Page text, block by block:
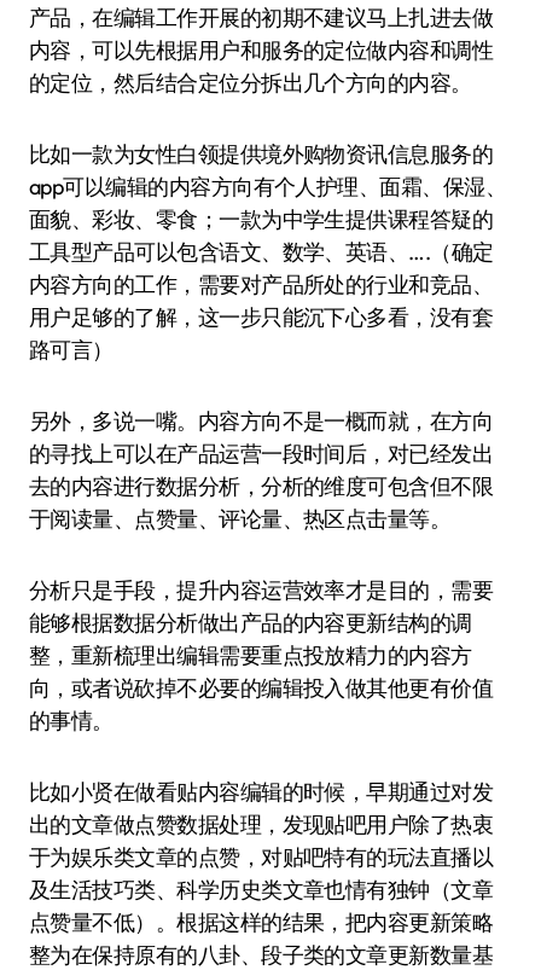
产品，在编辑工作开展的初期不建议马上扎进去做
内容，可以先根据用户和服务的定位做内容和调性
的定位，然后结合定位分拆出几个方向的内容。
比如一款为女性白领提供境外购物资讯信息服务的
app可以编辑的内容方向有个人护理、面霜、保湿、
面貌、彩妆、零食；一款为中学生提供课程答疑的
工具型产品可以包含语文、数学、英语、….（确定
内容方向的工作，需要对产品所处的行业和竞品、
用户足够的了解，这一步只能沉下心多看，没有套
路可言）
另外，多说一嘴。内容方向不是一概而就，在方向
的寻找上可以在产品运营一段时间后，对已经发出
去的内容进行数据分析，分析的维度可包含但不限
于阅读量、点赞量、评论量、热区点击量等。
分析只是手段，提升内容运营效率才是目的，需要
能够根据数据分析做出产品的内容更新结构的调
整，重新梳理出编辑需要重点投放精力的内容方
向，或者说砍掉不必要的编辑投入做其他更有价值
的事情。
比如小贤在做看贴内容编辑的时候，早期通过对发
出的文章做点赞数据处理，发现贴吧用户除了热衷
于为娱乐类文章的点赞，对贴吧特有的玩法直播以
及生活技巧类、科学历史类文章也情有独钟（文章
点赞量不低）。根据这样的结果，把内容更新策略
整为在保持原有的八卦、段子类的文章更新数量基